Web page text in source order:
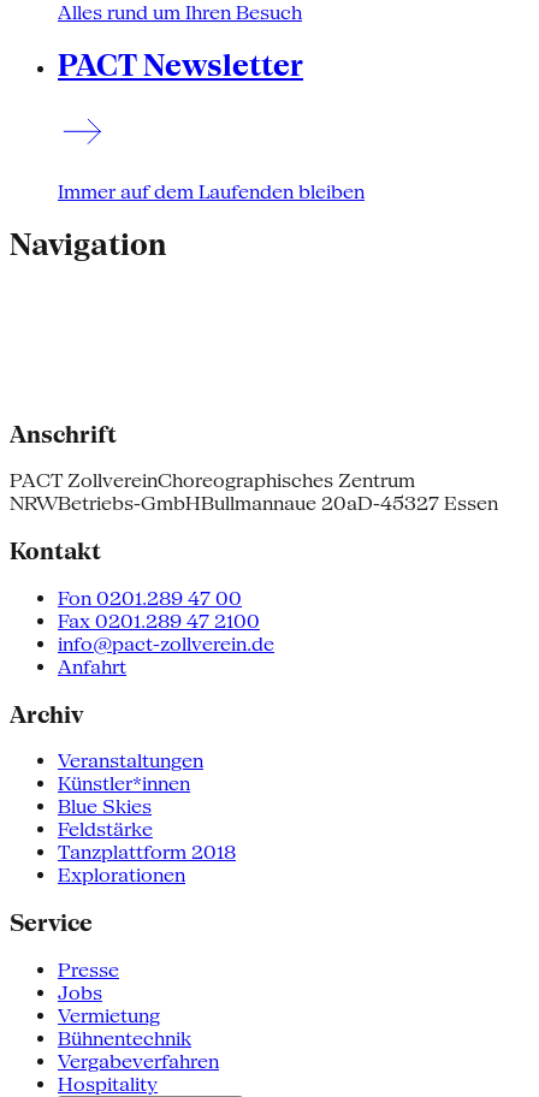
Alles rund um Ihren Besuch
PACT Newsletter
Immer auf dem Laufenden bleiben
Navigation
Anschrift
PACT ZollvereinChoreographisches Zentrum
NRWBetriebs-GmbHBullmannaue 20aD-45327 Essen
Kontakt
Fon 0201.289 47 00
Fax 0201.289 47 2100
info@pact-zollverein.de
Anfahrt
Archiv
Veranstaltungen
Künstler*innen
Blue Skies
Feldstärke
Tanzplattform 2018
Explorationen
Service
Presse
Jobs
Vermietung
Bühnentechnik
Vergabeverfahren
Hospitality